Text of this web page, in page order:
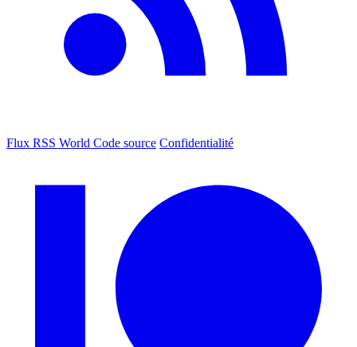
Flux RSS World Code source Confidentialité